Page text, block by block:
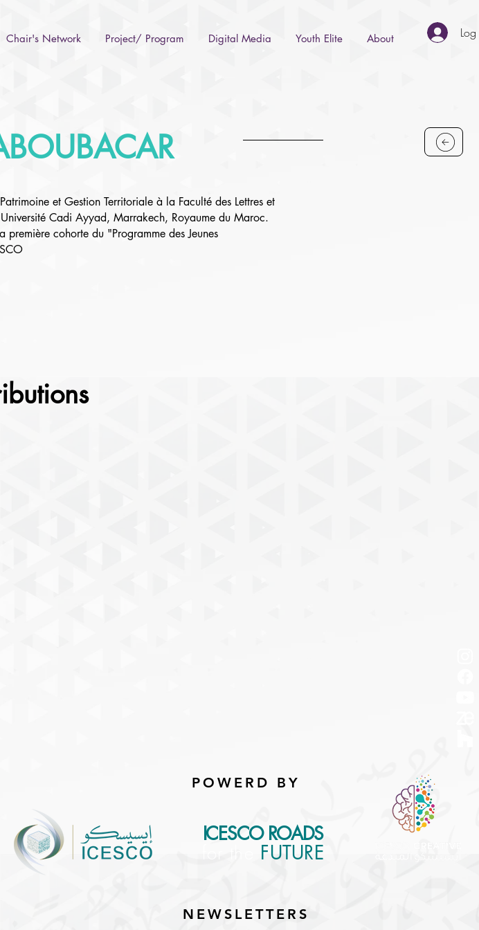
Chair's Network Project/ Program Digital Media Youth Elite About
et Gestion Territoriale à la Faculté des Lettres et
Cadi Ayyad, Marrakech, Royaume du Maroc.
première cohorte du "Programme des Jeunes
POWERD BY
ICESCO ROADS
FUTURE
NEWSLETTERS